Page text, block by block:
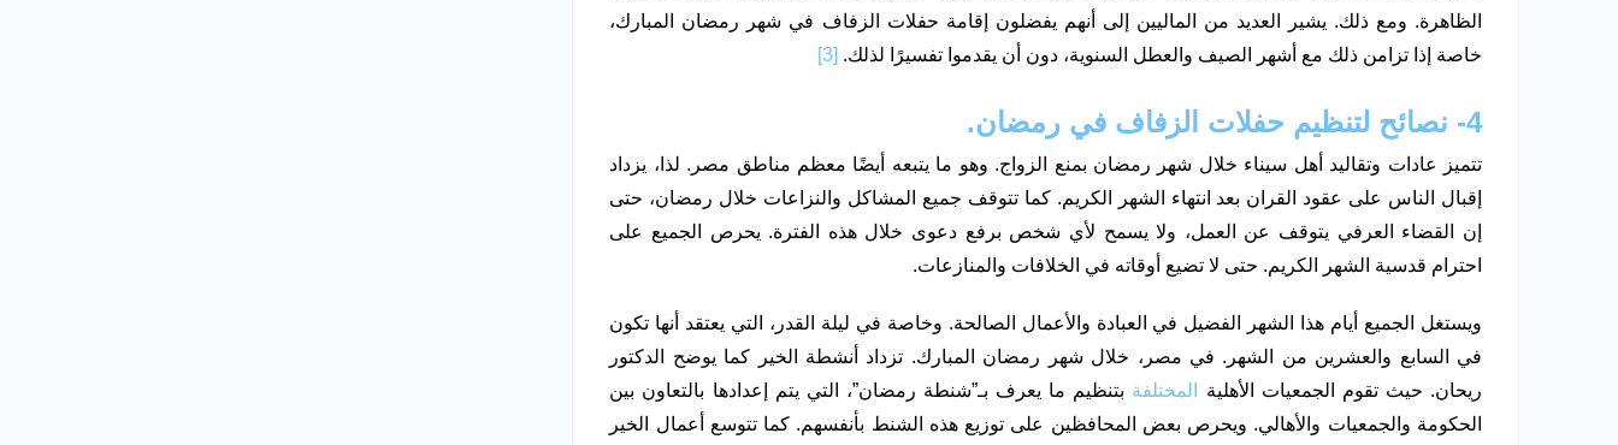
الظاهرة. ومع ذلك. يشير العديد من الماليين إلى أنهم يفضلون إقامة حفلات الزفاف في شهر رمضان المبارك،
خاصة إذا تزامن ذلك مع أشهر الصيف والعطل السنوية، دون أن يقدموا تفسيرًا لذلك. [3]
4- نصائح لتنظيم حفلات الزفاف في رمضان.
تتميز عادات وتقاليد أهل سيناء خلال شهر رمضان بمنع الزواج. وهو ما يتبعه أيضًا معظم مناطق مصر. لذا، يزداد
إقبال الناس على عقود القران بعد انتهاء الشهر الكريم. كما تتوقف جميع المشاكل والنزاعات خلال رمضان، حتى
إن القضاء العرفي يتوقف عن العمل، ولا يسمح لأي شخص برفع دعوى خلال هذه الفترة. يحرص الجميع على
احترام قدسية الشهر الكريم. حتى لا تضيع أوقاته في الخلافات والمنازعات.
ويستغل الجميع أيام هذا الشهر الفضيل في العبادة والأعمال الصالحة. وخاصة في ليلة القدر، التي يعتقد أنها تكون
في السابع والعشرين من الشهر. في مصر، خلال شهر رمضان المبارك. تزداد أنشطة الخير كما يوضح الدكتور
ريحان. حيث تقوم الجمعيات الأهلية
المختلفة بتنظيم ما يعرف بـ”شنطة رمضان”، التي يتم إعدادها بالتعاون بين
الحكومة والجمعيات والأهالي. ويحرص بعض المحافظين على توزيع هذه الشنط بأنفسهم. كما تتوسع أعمال الخير